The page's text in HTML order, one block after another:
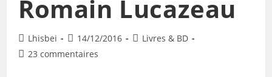
Romain Lucazeau
Lhisbei 14/12/2016
Livres & BD
23 commentaires